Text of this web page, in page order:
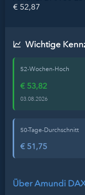
€ 52,87
Wichtige
52-Wochen-Hoch
€ 53,82
03.08.2026
50-Tage-Durchschnitt
€ 51,75
Über Amundi DAX